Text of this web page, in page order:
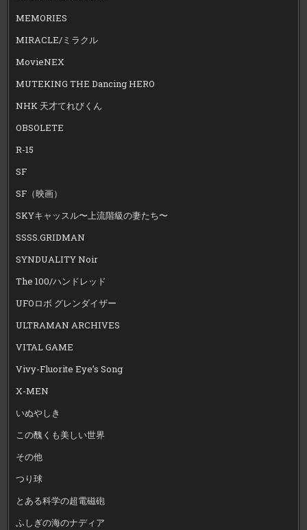
MEMORIES
MIRACLE/ミラクル
MovieNEX
MUTEKING THE Dancing HERO
NHK 天才てれびくん
OBSOLETE
R-15
SF
SF（映画）
SKYキャッスル〜上流階級の妻たち〜
SSSS.GRIDMAN
SYNDUALITY Noir
The 100/ハンドレッド
UFOロボ グレンダイザー
ULTRAMAN ARCHIVES
VITAL GAME
Vivy-Fluorite Eye’s Song
X-MEN
いぬやしき
この醜くも美しい世界
その他
つり球
とある科学の超電磁砲
ふしぎの海のナディア